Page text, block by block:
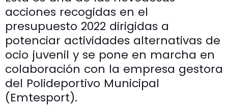
acciones recogidas en el
presupuesto 2022 dirigidas a
potenciar actividades alternativas de
ocio juvenil y se pone en marcha en
colaboración con la empresa gestora
del Polideportivo Municipal
(Emtesport).